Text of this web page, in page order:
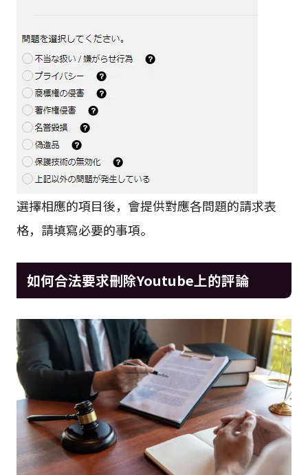
選擇相應的項目後，會提供對應各問題的請求表
格，請填寫必要的事項。
如何合法要求刪除Youtube上的評論